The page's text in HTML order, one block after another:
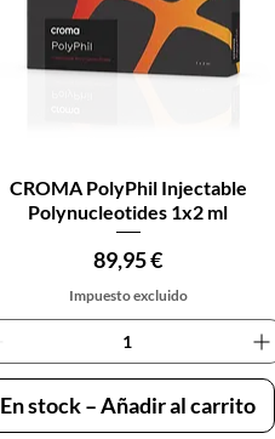
Vista rápida
CROMA PolyPhil Injectable
Polynucleotides 1x2 ml
Precio
89,95 €
Impuesto excluido
En stock – Añadir al carrito